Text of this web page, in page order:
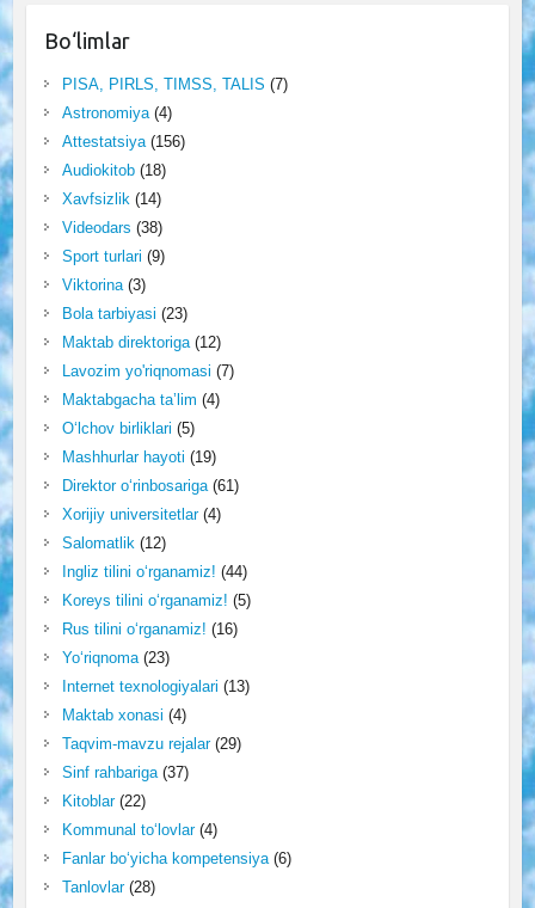
Bo‘limlar
PISA, PIRLS, TIMSS, TALIS (7)
Astronomiya(4)
Attestatsiya(156)
Audiokitob(18)
Xavfsizlik(14)
Videodars (38)
Sport turlari (9)
Viktorina(3)
Bola tarbiyasi (23)
Maktab direktoriga(12)
Lavozim yo'riqnomasi (7)
Maktabgacha ta’lim (4)
O‘lchov birliklari (5)
Mashhurlar hayoti (19)
Direktor o‘rinbosariga(61)
Xorijiy universitetlar(4)
Salomatlik(12)
Ingliz tilini o‘rganamiz! (44)
Koreys tilini o‘rganamiz! (5)
Rus tilini o‘rganamiz! (16)
Yo‘riqnoma(23)
Internet texnologiyalari (13)
Maktab xonasi (4)
Taqvim-mavzu rejalar(29)
Sinf rahbariga(37)
Kitoblar(22)
Kommunal to‘lovlar(4)
Fanlar bo‘yicha kompetensiya(6)
Tanlovlar(28)